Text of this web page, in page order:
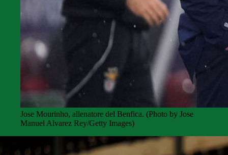
Jose Mourinho, allenatore del Benfica. (Photo by Jose
Manuel Alvarez Rey/Getty Images)